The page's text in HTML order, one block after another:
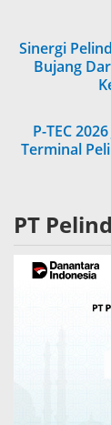
Sinergi
Bujang
P-TEC
Terminal
PT